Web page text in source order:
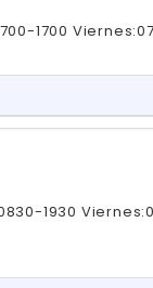
1700
1930